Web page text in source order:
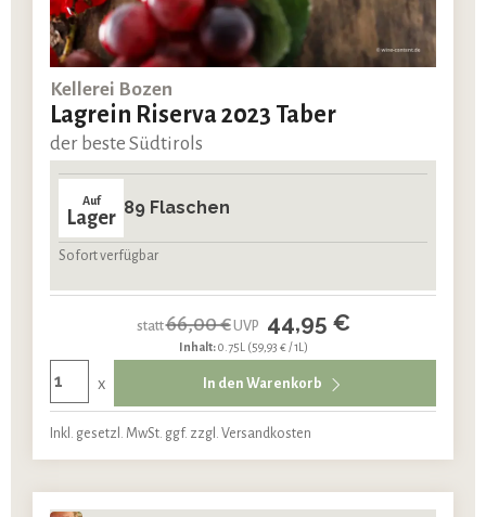
Kellerei Bozen
Lagrein Riserva 2023 Taber
der beste Südtirols
Auf
Lager 89 Flaschen
Sofort verfügbar
statt66,00 €UVP 44,95 €
Inhalt:0.75L (59,93 € / 1L)
x In den Warenkorb
Inkl. gesetzl. MwSt. ggf. zzgl. Versandkosten